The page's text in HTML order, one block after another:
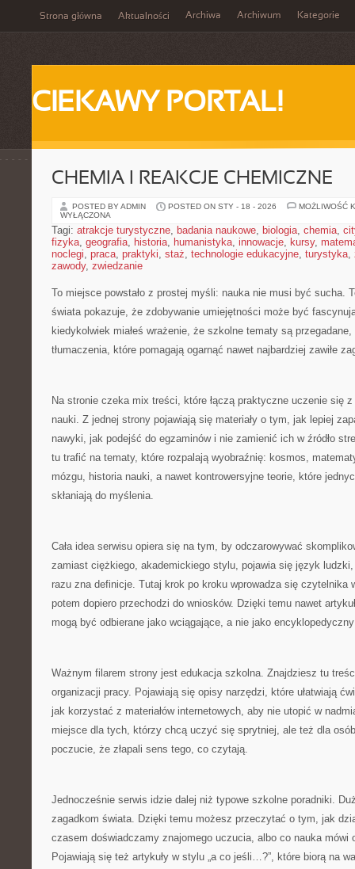
Strona główna Aktualności Archiwa Archiwum Kategorie
CIEKAWY PORTAL!
CHEMIA I REAKCJE CHEMICZNE
POSTED BY ADMIN POSTED ON STY - 18 - 2026
MOŻLIWOŚĆ
WYŁĄCZONA
Tagi: atrakcje turystyczne, badania naukowe, biologia, chemia,
fizyka, geografia, historia, humanistyka, innowacje, kursy,
noclegi, praca, praktyki, staż, technologie edukacyjne, turystyka,
zawody, zwiedzanie
To miejsce powstało z prostej myśli: nauka nie musi być sucha.
świata pokazuje, że zdobywanie umiejętności może być
kiedykolwiek miałeś wrażenie, że szkolne tematy są
tłumaczenia, które pomagają ogarnąć nawet najbardziej zawiłe
Na stronie czeka mix treści, które łączą praktyczne uczenie się
nauki. Z jednej strony pojawiają się materiały o tym, jak lepiej
nawyki, jak podejść do egzaminów i nie zamienić ich w źródło
tu trafić na tematy, które rozpalają wyobraźnię: kosmos,
mózgu, historia nauki, a nawet kontrowersyjne teorie, które
skłaniają do myślenia.
Cała idea serwisu opiera się na tym, by odczarowywać
zamiast ciężkiego, akademickiego stylu, pojawia się język
razu zna definicje. Tutaj krok po kroku wprowadza się czytelnika
potem dopiero przechodzi do wniosków. Dzięki temu nawet
mogą być odbierane jako wciągające, a nie jako encyklopedyczny
Ważnym filarem strony jest edukacja szkolna. Znajdziesz tu
organizacji pracy. Pojawiają się opisy narzędzi, które ułatwiają
jak korzystać z materiałów internetowych, aby nie utopić w
miejsce dla tych, którzy chcą uczyć się sprytniej, ale też dla
poczucie, że złapali sens tego, co czytają.
Jednocześnie serwis idzie dalej niż typowe szkolne poradniki.
zagadkom świata. Dzięki temu możesz przeczytać o tym, jak
czasem doświadczamy znajomego uczucia, albo co nauka mówi
Pojawiają się też artykuły w stylu „a co jeśli…?”, które biorą na